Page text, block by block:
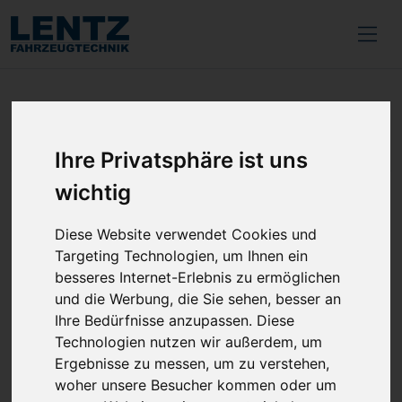
Ihre Privatsphäre ist uns
wichtig
Diese Website verwendet Cookies und
Targeting Technologien, um Ihnen ein
besseres Internet-Erlebnis zu ermöglichen
und die Werbung, die Sie sehen, besser an
Ihre Bedürfnisse anzupassen. Diese
Technologien nutzen wir außerdem, um
Ergebnisse zu messen, um zu verstehen,
woher unsere Besucher kommen oder um
für Elektro-Transporter UPDATE!
Webasto Range Plus -
Kraftstoffbetriebene
Standheizung
für Elektro-Transporter
UPDATE!